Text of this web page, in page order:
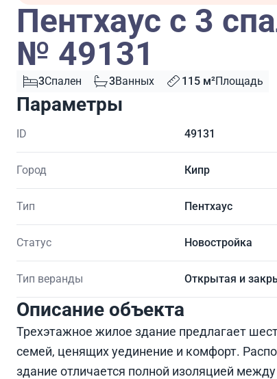
Пентхаус с 3
№ 49131
3Спален 3Ванных 115 м²Площадь
Параметры
ID 49131
Город Кипр
Тип Пентхаус
Статус Новостройка
Тип веранды Открытая и
Описание объекта
Трехэтажное жилое здание предлагает
семей, ценящих уединение и комфорт.
здание отличается полной изоляцией